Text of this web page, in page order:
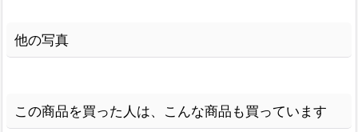
他の写真
この商品を買った人は、こんな商品も買っています